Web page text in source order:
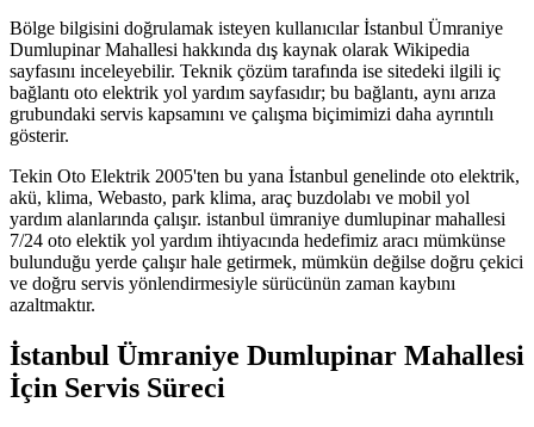
Bölge bilgisini doğrulamak isteyen kullanıcılar İstanbul Ümraniye
Dumlupinar Mahallesi hakkında dış kaynak olarak Wikipedia
sayfasını inceleyebilir. Teknik çözüm tarafında ise sitedeki ilgili iç
bağlantı oto elektrik yol yardım sayfasıdır; bu bağlantı, aynı arıza
grubundaki servis kapsamını ve çalışma biçimimizi daha ayrıntılı
gösterir.
Tekin Oto Elektrik 2005'ten bu yana İstanbul genelinde oto elektrik,
akü, klima, Webasto, park klima, araç buzdolabı ve mobil yol
yardım alanlarında çalışır. istanbul ümraniye dumlupinar mahallesi
7/24 oto elektik yol yardım ihtiyacında hedefimiz aracı mümkünse
bulunduğu yerde çalışır hale getirmek, mümkün değilse doğru çekici
ve doğru servis yönlendirmesiyle sürücünün zaman kaybını
azaltmaktır.
İstanbul Ümraniye Dumlupinar Mahallesi
İçin Servis Süreci